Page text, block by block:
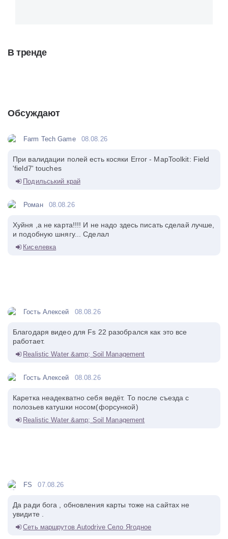
В тренде
Обсуждают
Farm Tech Game 08.08.26
При валидации полей есть косяки Error - MapToolkit: Field
'field7' touches
Подильський край
Роман 08.08.26
Хуйня ,а не карта!!!! И не надо здесь писать сделай лучше,
и подобную шнягу... Сделал
Киселевка
Гость Алексей 08.08.26
Благодаря видео для Fs 22 разобрался как это все
работает.
Realistic Water &amp; Soil Management
Гость Алексей 08.08.26
Каретка неадекватно себя ведёт. То после съезда с
полозьев катушки носом(форсункой)
Realistic Water &amp; Soil Management
FS 07.08.26
Да ради бога , обновления карты тоже на сайтах не
увидите .
Сеть маршрутов Autodrive Село Ягодное